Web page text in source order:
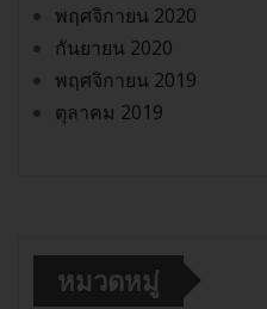
พฤศจิกายน 2020
กันยายน 2020
พฤศจิกายน 2019
ตุลาคม 2019
หมวดหมู่